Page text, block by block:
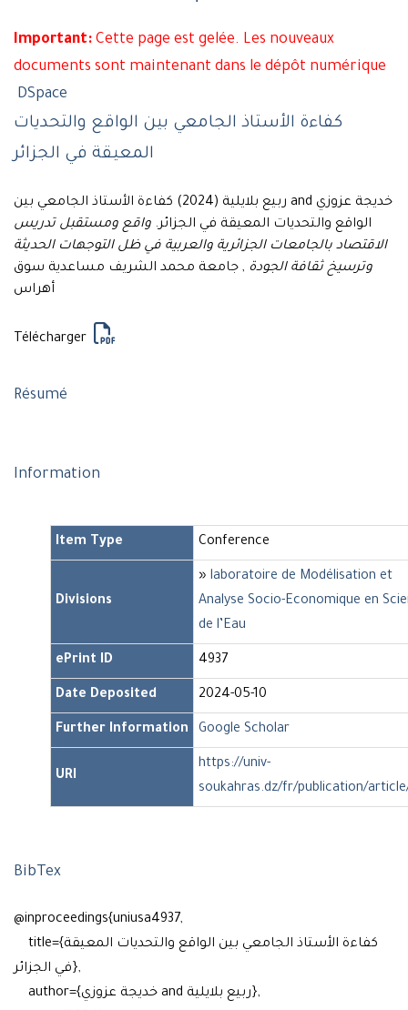
Important: Cette page est gelée. Les nouveaux
documents sont maintenant dans le dépôt numérique
DSpace
كفاءة الأستاذ الجامعي بين الواقع والتحديات
المعيقة في الجزائر
خديجة عزوزي and ربيع بلايلية (2024) كفاءة الأستاذ الجامعي بين
الواقع والتحديات المعيقة في الجزائر. واقع ومستقبل تدريس
الاقتصاد بالجامعات الجزائرية والعربية في ظل التوجهات الحديثة
وترسيخ ثقافة الجودة , جامعة محمد الشريف مساعدية سوق
أهراس
Télécharger
Résumé
Information
Item Type Conference
Divisions
» laboratoire de Modélisation et
Analyse Socio-Economique en
de l’Eau
ePrint ID 4937
Date Deposited 2024-05-10
Further Information Google Scholar
URI
https://univ-
soukahras.dz/fr/publication/
BibTex
@inproceedings{uniusa4937,
title={كفاءة الأستاذ الجامعي بين الواقع والتحديات المعيقة
في الجزائر},
author={خديجة عزوزي and ربيع بلايلية},